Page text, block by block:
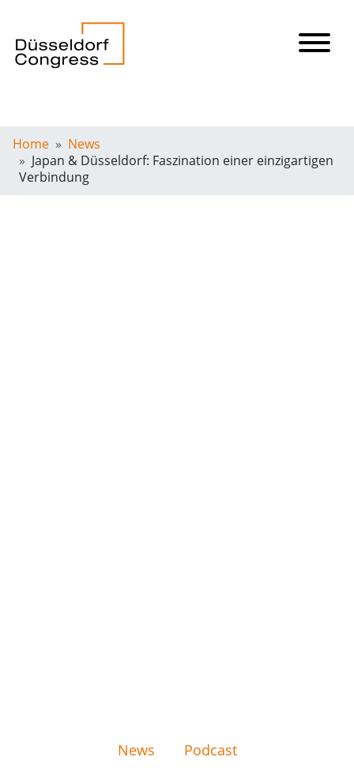
Home
News
Japan & Düsseldorf: Faszination einer einzigartigen
Verbindung
News Podcast